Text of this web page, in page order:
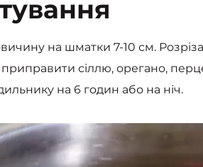
на шматки 7-10 см.
сіллю, орегано,
на 6 годин або на ніч.